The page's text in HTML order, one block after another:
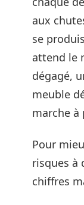
aux
se
attend le
dégagé,
meuble
marche à
Pour
risques à
chiffres